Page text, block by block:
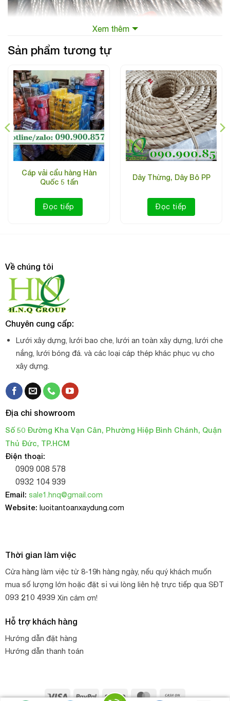
Đặc tính của cáp thép bọc nhựa PVC
Lõi bên trong là sợi cáp lụa mạ cấu tạo từ những sợi
thép cacbon mạ kẽm xoắn lại với theo chiều xoắn ốc vì
Lớp nhựa PVC bọc bên ngoài sợi cáp bảo vệ sợi cáp
bên trong rất tốt, ngăn chặn sự tiếp xúc của sợi cáp bên
hoen gỉ, hư hỏng xảy ra.
Sự kết hợp giữa hai đặc tính trên tạo sự mềm dẻo cho
sợi cáp, giúp sợi cáp dễ uốn, dễ dàng sử dụng trong
nhiều trường hợp.
Dưới đây là những ứng dụng của
nhựa trong công nghiệp và đời sống:
trình hay lưới chắn vật rơi, làm dây tải kéo các vật dụng
Xem thêm
Sản phẩm tương tự
Cáp vải cẩu hàng Hàn
Quốc 5 tấn
Đọc tiếp
Dây Thừng, Dây Bô PP
Đọc tiếp
Về chúng tôi
Chuyên cung cấp:
Lưới xây dựng, lưới bao che, lưới an toàn xây dựng, lưới che
nắng, lưới bóng đá. và các loại cáp thép khác phục vụ cho
xây dựng.
Địa chỉ showroom
Số 50 Đường Kha Vạn Cân, Phường Hiệp Bình Chánh, Quận
Thủ Đức, TP.HCM
Điện thoại:
0909 008 578
0932 104 939
Email: sale1.hnq@gmail.com
Website: luoitantoanxaydung.com
Thời gian làm việc
Cửa hàng làm việc từ 8-19h hàng ngày, nếu quý khách muốn
mua số lượng lớn hoặc đặt sỉ vui lòng liên hệ trực tiếp qua SĐT
093 210 4939 Xin cảm ơn!
Hỗ trợ khách hàng
Hướng dẫn đặt hàng
Hướng dẫn thanh toán
Visa PayPal Stripe MasterCard
Cash